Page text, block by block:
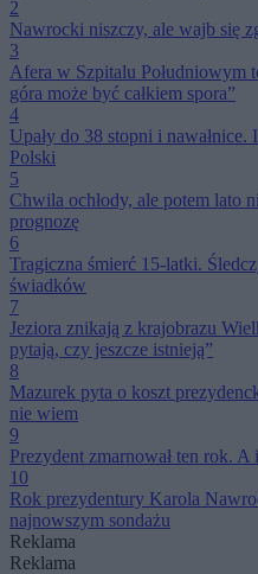
2
Nawrocki niszczy, ale wajb się
3
Afera w Szpitalu Południowym
góra może być całkiem spora”
4
Upały do 38 stopni i
Polski
5
Chwila ochłody, ale potem lato
prognozę
6
Tragiczna śmierć 15-latki.
świadków
7
Jeziora znikają z krajobrazu
pytają, czy jeszcze istnieją”
8
Mazurek pyta o koszt
nie wiem
9
Prezydent zmarnował ten rok.
10
Rok prezydentury Karola
najnowszym sondażu
Reklama
Reklama